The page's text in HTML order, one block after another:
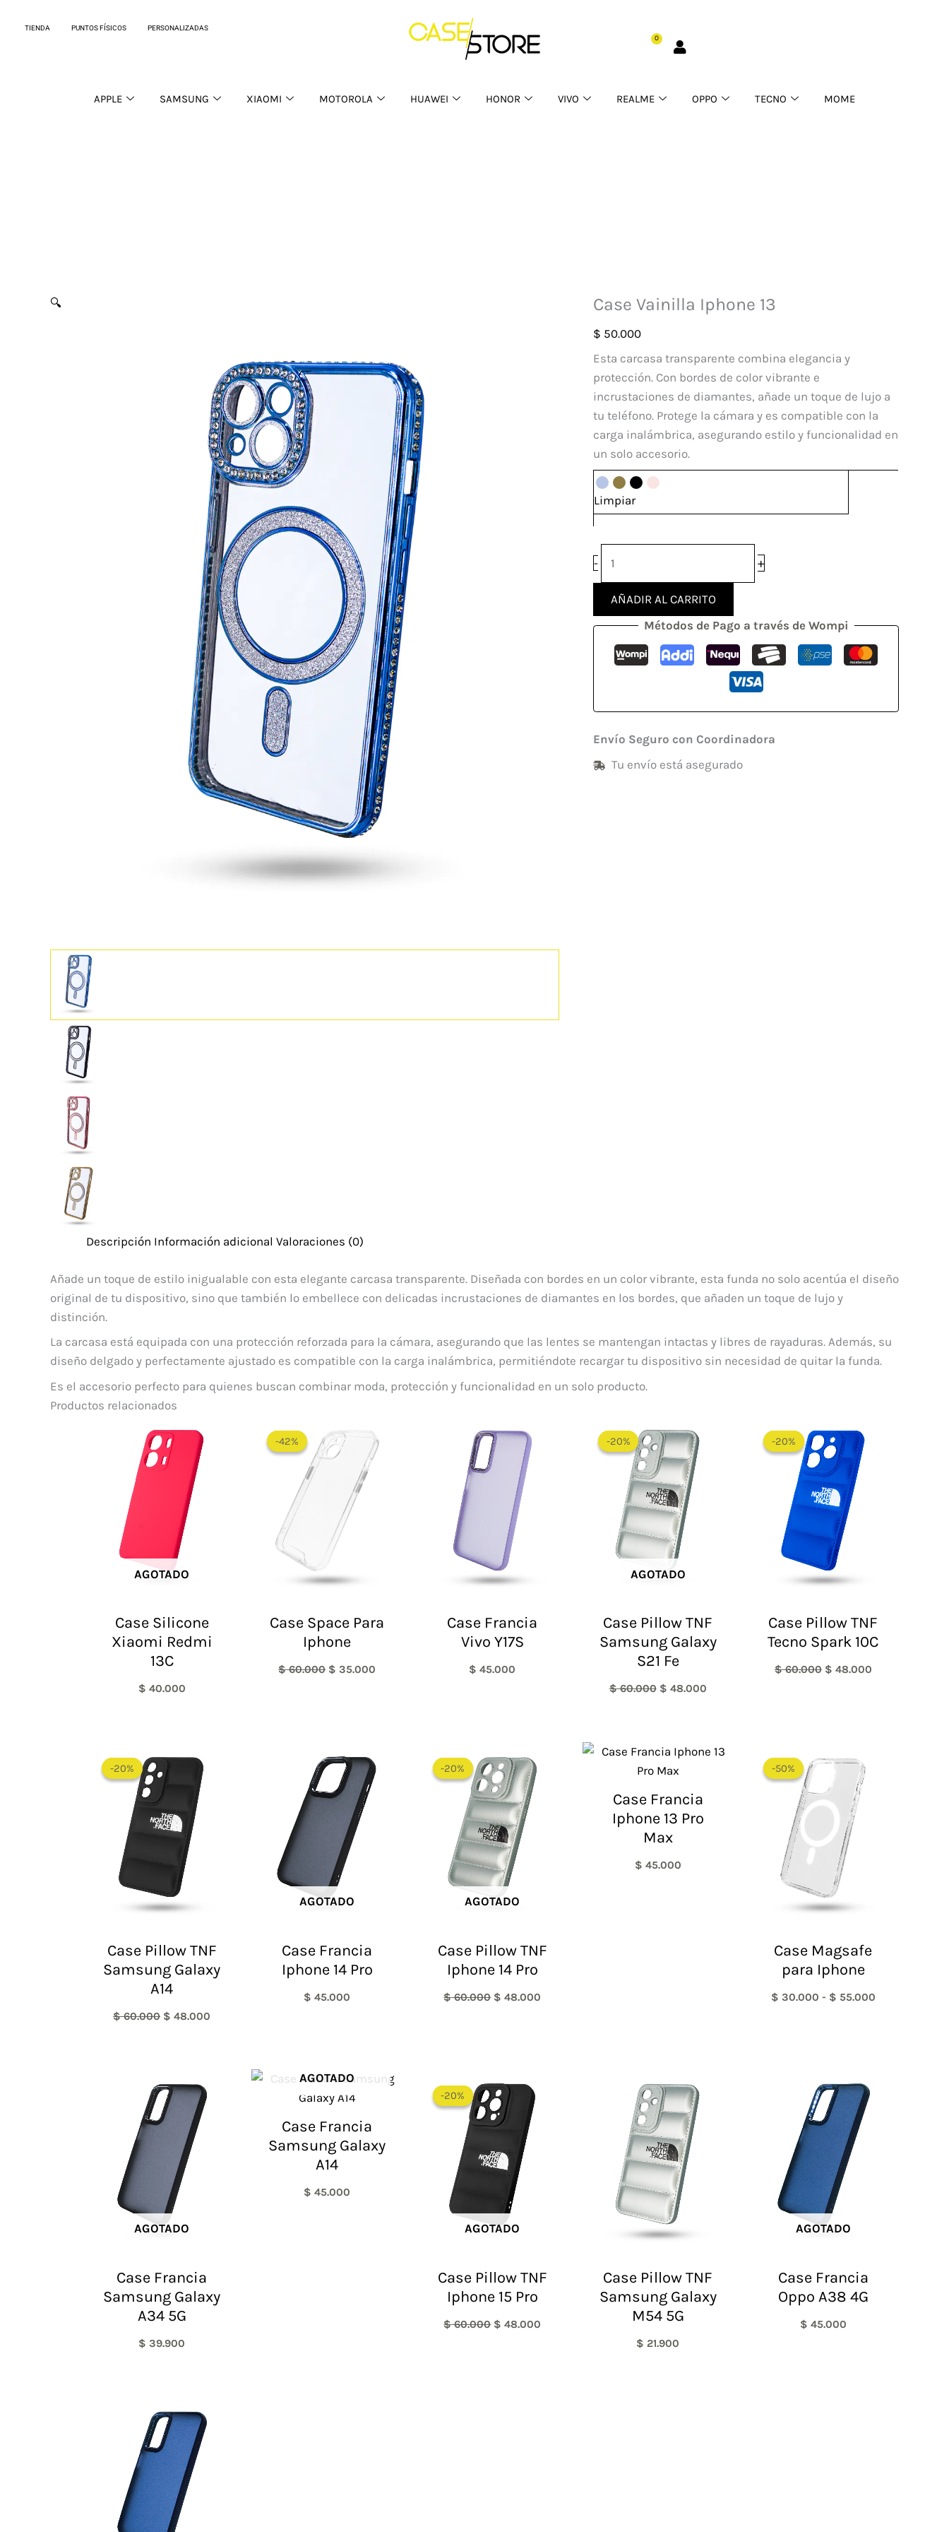
TIENDA PUNTOS FÍSICOS PERSONALIZADAS
0
Cart
APPLE SAMSUNG XIAOMI MOTOROLA HUAWEI HONOR VIVO REALME OPPO TECNO MOME
🔍 Case Vainilla Iphone 13
$ 50.000
Esta carcasa transparente combina elegancia y
protección. Con bordes de color vibrante e
incrustaciones de diamantes, añade un toque de lujo a
tu teléfono. Protege la cámara y es compatible con la
carga inalámbrica, asegurando estilo y funcionalidad en
un solo accesorio.
Limpiar
-
Case
Iphone
13
cantidad
+
AÑADIR AL CARRITO
Métodos de Pago a través de Wompi
Envío Seguro con Coordinadora
Tu envío está asegurado
Descripción Información adicional Valoraciones (0)
Añade un toque de estilo inigualable con esta elegante carcasa transparente. Diseñada con bordes en un color vibrante, esta funda no solo acentúa el diseño
original de tu dispositivo, sino que también lo embellece con delicadas incrustaciones de diamantes en los bordes, que añaden un toque de lujo y
distinción.
La carcasa está equipada con una protección reforzada para la cámara, asegurando que las lentes se mantengan intactas y libres de rayaduras. Además, su
diseño delgado y perfectamente ajustado es compatible con la carga inalámbrica, permitiéndote recargar tu dispositivo sin necesidad de quitar la funda.
Es el accesorio perfecto para quienes buscan combinar moda, protección y funcionalidad en un solo producto.
Productos relacionados
AGOTADO
Case Silicone
Xiaomi Redmi
13C
$ 40.000
-42%
-42%
Case Space Para
Iphone
$60.000
precio
original
era:
$ 60.000.
$ 35.000
actual
Case Francia
Vivo Y17S
$ 45.000
-20%
AGOTADO
-20%
Case Pillow TNF
Samsung Galaxy
S21 Fe
$60.000
precio
original
era:
$ 60.000.
$ 48.000
-20%
-20%
Case Pillow TNF
Tecno Spark 10C
$60.000
precio
original
era:
$ 60.000.
$ 48.000
-20%
-20%
Case Pillow TNF
Samsung Galaxy
A14
$60.000
precio
original
era:
$ 60.000.
$ 48.000
AGOTADO
Case Francia
Iphone 14 Pro
$ 45.000
-20%
AGOTADO
-20%
Case Pillow TNF
Iphone 14 Pro
$60.000
precio
original
era:
$ 60.000.
$ 48.000
Case Francia
Iphone 13 Pro
Max
$ 45.000
-50%
-50%
Case Magsafe
para Iphone
$ 30.000 - $ 55.000
AGOTADO
Case Francia
Samsung Galaxy
A34 5G
$ 39.900
AGOTADO
Case Francia
Samsung Galaxy
A14
$ 45.000
-20%
AGOTADO
-20%
Case Pillow TNF
Iphone 15 Pro
$60.000
precio
original
era:
$ 60.000.
$ 48.000
Case Pillow TNF
Samsung Galaxy
M54 5G
$ 21.900
AGOTADO
Case Francia
Oppo A38 4G
$ 45.000